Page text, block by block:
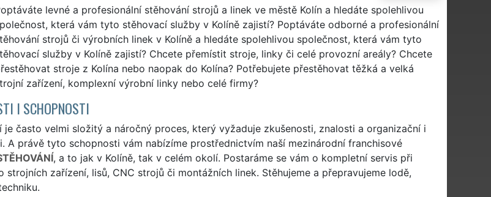
levné a profesionální stěhování strojů a linek ve městě Kolín a hledáte spolehlivou
která vám tyto stěhovací služby v Kolíně zajistí? Poptáváte odborné a profesionální
strojů či výrobních linek v Kolíně a hledáte spolehlivou společnost, která vám tyto
služby v Kolíně zajistí? Chcete přemístit stroje, linky či celé provozní areály? Chcete
stroje z Kolína nebo naopak do Kolína? Potřebujete přestěhovat těžká a velká
zařízení, komplexní výrobní linky nebo celé firmy?
I SCHOPNOSTI
je často velmi složitý a náročný proces, který vyžaduje zkušenosti, znalosti a organizační i
A právě tyto schopnosti vám nabízíme prostřednictvím naší mezinárodní franchisové
, a to jak v Kolíně, tak v celém okolí. Postaráme se vám o kompletní servis při
strojních zařízení, lisů, CNC strojů či montážních linek. Stěhujeme a přepravujeme lodě,